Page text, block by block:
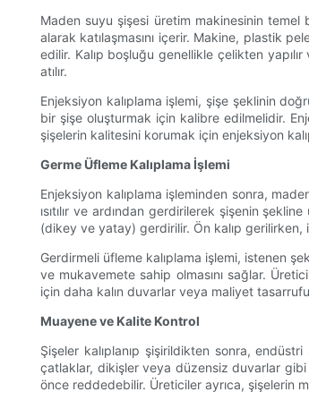
Maden suyu şişesi üretim makinesinin
alarak katılaşmasını içerir. Makine, plastik
edilir. Kalıp boşluğu genellikle çelikten
atılır.
Enjeksiyon kalıplama işlemi, şişe şeklinin
bir şişe oluşturmak için kalibre edilmelidir.
şişelerin kalitesini korumak için enjeksiyon
Germe Üfleme Kalıplama İşlemi
Enjeksiyon kalıplama işleminden sonra,
ısıtılır ve ardından gerdirilerek şişenin
(dikey ve yatay) gerdirilir. Ön kalıp gerilirken,
Gerdirmeli üfleme kalıplama işlemi, istenen
ve mukavemete sahip olmasını sağlar.
için daha kalın duvarlar veya maliyet
Muayene ve Kalite Kontrol
Şişeler kalıplanıp şişirildikten sonra,
çatlaklar, dikişler veya düzensiz duvarlar gibi
önce reddedebilir. Üreticiler ayrıca, şişelerin